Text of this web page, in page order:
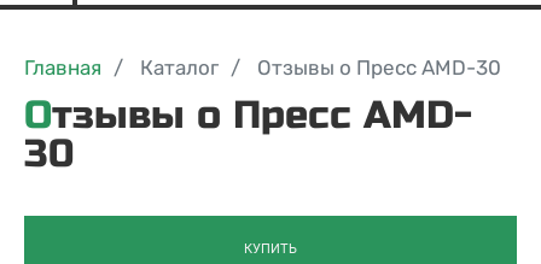
Главная Каталог Отзывы о Пресс AMD-30
Отзывы о Пресс AMD-
30
КУПИТЬ